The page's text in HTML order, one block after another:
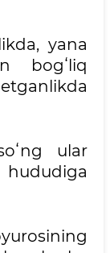
yana
bogʻliq
ular
hududiga